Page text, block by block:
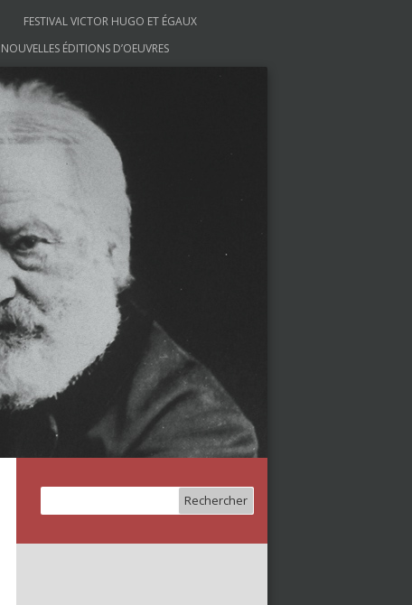
FESTIVAL VICTOR HUGO ET ÉGAUX
NOUVELLES ÉDITIONS D’OEUVRES